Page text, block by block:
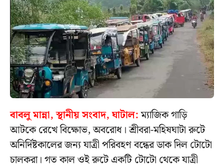
বাবলু মান্না, স্থানীয় সংবাদ, ঘাটাল:ম্যাজিক গাড়ি
আটকে রেখে বিক্ষোভ, অবরোধ। শ্রীবরা-মহিষঘাটা রুটে
অনির্দিষ্টকালের জন্য যাত্রী পরিবহণ বন্ধের ডাক দিল টোটো
চালকরা। গত কাল ওই রুটে একটি টোটো থেকে যাত্রী